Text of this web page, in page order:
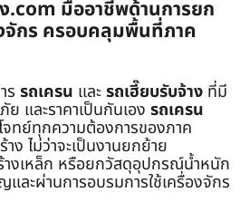
.com มืออาชีพด้านการยก
จักร ครอบคลุมพื้นที่ภาค
ร รถเครน และรถเฮี๊ยบรับจ้าง ที่มี
และราคาเป็นกันเอง รถเครน
ทย์ทุกความต้องการของภาค
ง ไม่ว่าจะเป็นงานยกย้าย
างเหล็ก หรือยกวัสดุอุปกรณ์น้ำหนัก
และผ่านการอบรมการใช้เครื่องจักร